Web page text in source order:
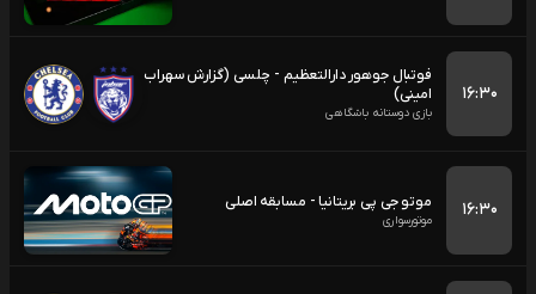
۱۶:۳۰
فوتبال جوهور دارالتعظیم - چلسی (گزارش سهراب
امینی)
بازی دوستانه باشگاهی
۱۶:۳۰ موتو جی پی بریتانیا - مسابقه اصلی
موتورسواری